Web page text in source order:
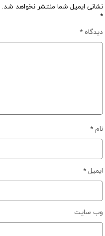
نشانی ایمیل شما منتشر نخواهد شد.
*
دیدگاه*
نام*
ایمیل*
وب‌ سایت